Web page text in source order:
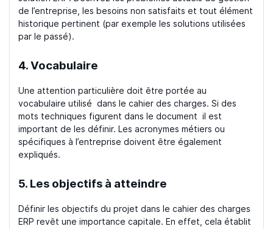
de l’entreprise, les besoins non satisfaits et tout élément
historique pertinent (par exemple les solutions utilisées
par le passé).
4. Vocabulaire
Une attention particulière doit être portée au
vocabulaire utilisé dans le cahier des charges. Si des
mots techniques figurent dans le document il est
important de les définir. Les acronymes métiers ou
spécifiques à l’entreprise doivent être également
expliqués.
5. Les objectifs à atteindre
Définir les objectifs du projet dans le cahier des charges
ERP revêt une importance capitale. En effet, cela établit